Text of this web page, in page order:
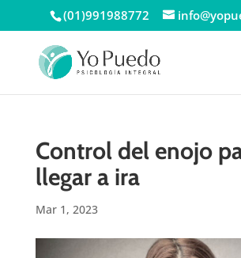
(01)991988772
Control del enojo
llegar a ira
Mar 1, 2023